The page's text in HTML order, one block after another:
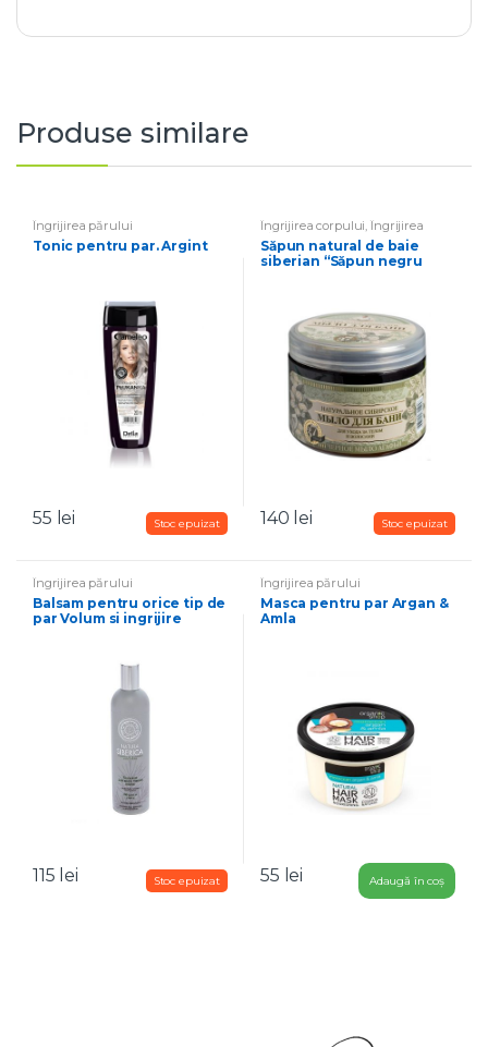
Produse similare
Îngrijirea părului
Tonic pentru par. Argint
55 lei
Îngrijirea corpului,Îngrijirea
părului Cosmetice pentru
bărbați
Săpun natural de baie
siberian “Săpun negru
140 lei
Îngrijirea părului
Balsam pentru orice tip de
par Volum si ingrijire
115 lei
Îngrijirea părului
Masca pentru par Argan &
Amla
55 lei Adaugă în coș